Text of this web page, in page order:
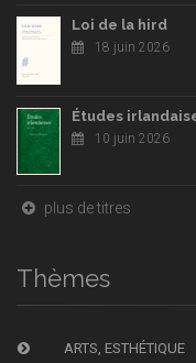
Loi de la hird
18 juin 2026
Études
10 juin 2026
plus de titres
Thèmes
ARTS, ESTHÉTIQUE